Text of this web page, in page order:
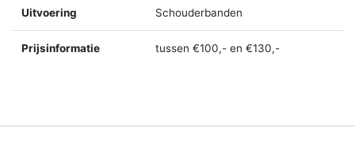
Uitvoering Schouderbanden
Prijsinformatie tussen €100,- en €130,-